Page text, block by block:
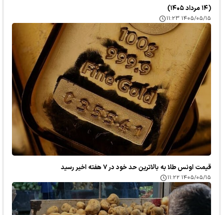
(۱۴ مرداد ۱۴۰۵)
۱۴۰۵/۰۵/۱۵ ۱۱:۲۳
قیمت اونس طلا به بالاترین حد خود در ۷ هفته اخیر رسید
۱۴۰۵/۰۵/۱۵ ۱۱:۲۲